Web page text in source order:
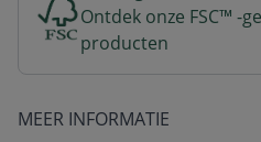
Ontdek onze FSC™ -
producten
MEER INFORMATIE